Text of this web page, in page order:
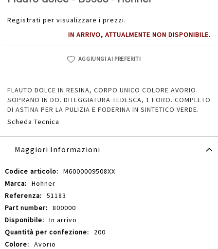
Registrati per visualizzare i prezzi.
IN ARRIVO, ATTUALMENTE NON DISPONIBILE.
AGGIUNGI AI PREFERITI
FLAUTO DOLCE IN RESINA, CORPO UNICO COLORE AVORIO.
SOPRANO IN DO. DITEGGIATURA TEDESCA, 1 FORO. COMPLETO
DI ASTINA PER LA PULIZIA E FODERINA IN SINTETICO VERDE.
Scheda Tecnica
galleria
Maggiori Informazioni
Maggiori
Informazioni
M6000009508XX
Hohner
51183
800000
In arrivo
200
Avorio